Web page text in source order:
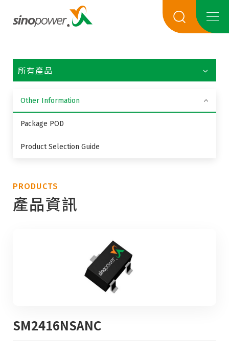
所有產品
Other Information
Package POD
Product Selection Guide
PRODUCTS
產品資訊
SM2416NSANC